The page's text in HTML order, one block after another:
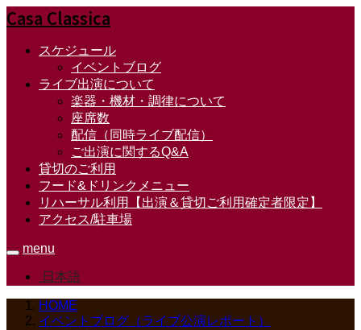
Casa Classica
スケジュール
イベントブログ
ライブ出演について
楽器・機材・調律について
座席数
配信（同時ライブ配信）
ご出演に関するQ&A
貸切のご利用
フード&ドリンクメニュー
リハーサル利用【出演＆貸切ご利用確定者限定】
アクセス/駐車場
menu
日本語
HOME
イベントブログ（ライブ公演レポート）